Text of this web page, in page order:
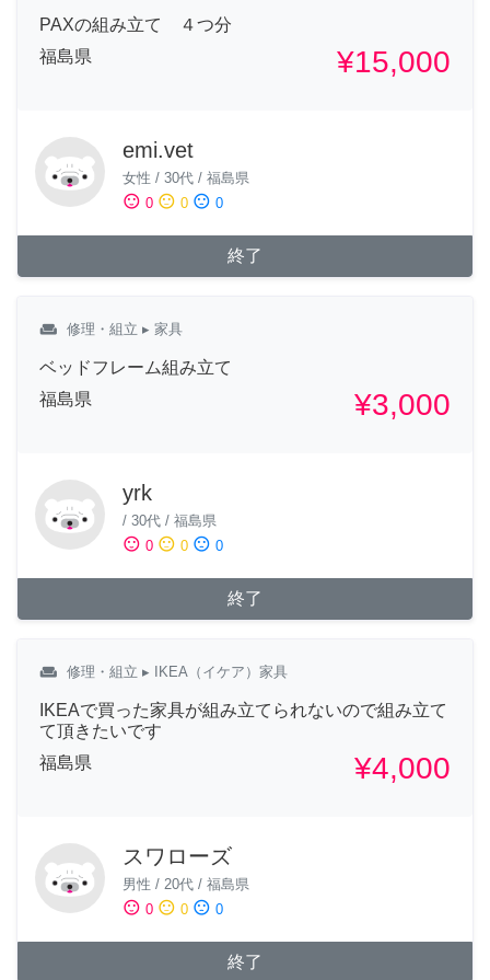
PAXの組み立て ４つ分
福島県
¥15,000
emi.vet
女性 / 30代 / 福島県
sentiment_satisfied 0 sentiment_neutral 0 sentiment_dissatisfied 0
終了
weekend 修理・組立 ▸ 家具
ベッドフレーム組み立て
福島県
¥3,000
yrk
/ 30代 / 福島県
sentiment_satisfied 0 sentiment_neutral 0 sentiment_dissatisfied 0
終了
weekend 修理・組立 ▸ IKEA（イケア）家具
IKEAで買った家具が組み立てられないので組み立て
て頂きたいです
福島県
¥4,000
スワローズ
男性 / 20代 / 福島県
sentiment_satisfied 0 sentiment_neutral 0 sentiment_dissatisfied 0
終了